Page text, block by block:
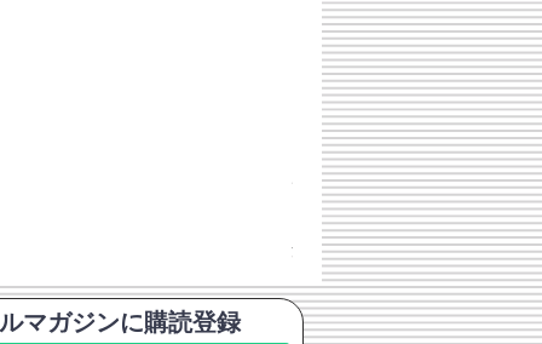
チェコスロバキア軍 連邦共
価格
￥398
消費税込み
マガジンに購読登録